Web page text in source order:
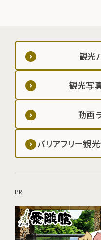
観光
観光写
動画
バリアフリー観
PR